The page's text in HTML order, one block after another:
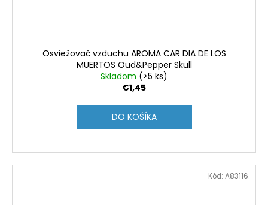
Osviežovač vzduchu AROMA CAR DIA DE LOS
MUERTOS Oud&Pepper Skull
Skladom (>5 ks)
€1,45
DO KOŠÍKA
Kód: A83116.